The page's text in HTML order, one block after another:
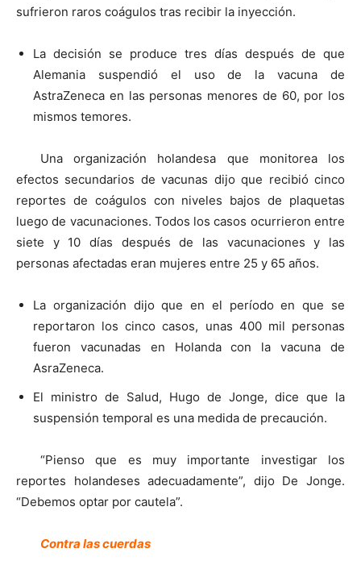
sufrieron raros coágulos tras recibir la inyección.
La decisión se produce tres días después de que
Alemania suspendió el uso de la vacuna de
AstraZeneca en las personas menores de 60, por los
mismos temores.
Una organización holandesa que monitorea los
efectos secundarios de vacunas dijo que recibió cinco
reportes de coágulos con niveles bajos de plaquetas
luego de vacunaciones. Todos los casos ocurrieron entre
siete y 10 días después de las vacunaciones y las
personas afectadas eran mujeres entre 25 y 65 años.
La organización dijo que en el período en que se
reportaron los cinco casos, unas 400 mil personas
fueron vacunadas en Holanda con la vacuna de
AsraZeneca.
El ministro de Salud, Hugo de Jonge, dice que la
suspensión temporal es una medida de precaución.
“Pienso que es muy importante investigar los
reportes holandeses adecuadamente”, dijo De Jonge.
“Debemos optar por cautela”.
Contra las cuerdas